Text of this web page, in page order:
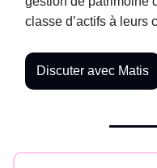
classe d’actifs à leurs
Discuter avec Matis